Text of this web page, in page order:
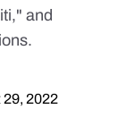
and
2022